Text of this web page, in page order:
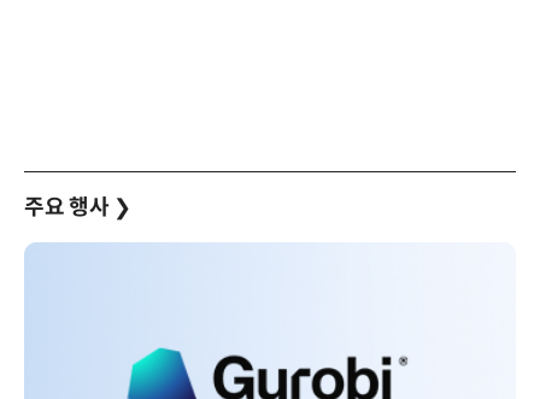
주요 행사 ❯